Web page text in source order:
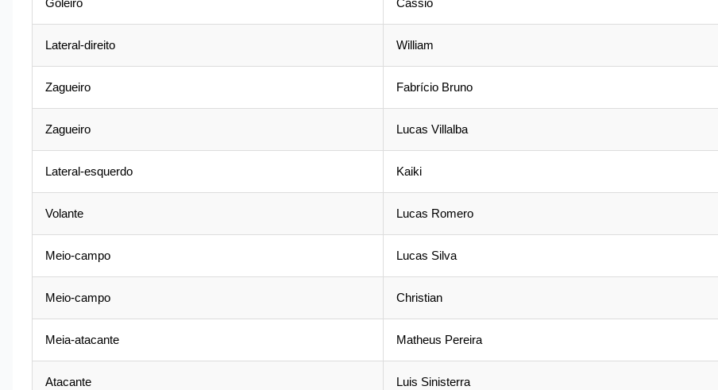
Goleiro Cássio
Lateral-direito William
Zagueiro Fabrício Bruno
Zagueiro Lucas Villalba
Lateral-esquerdo Kaiki
Volante Lucas Romero
Meio-campo Lucas Silva
Meio-campo Christian
Meia-atacante Matheus Pereira
Atacante Luis Sinisterra